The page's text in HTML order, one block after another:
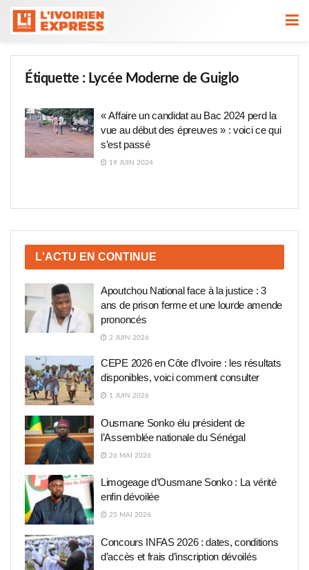
Étiquette : Lycée Moderne de Guiglo
« Affaire un candidat au Bac 2024 perd la
vue au début des épreuves » : voici ce qui
s’est passé
19 JUIN 2024
L'ACTU EN CONTINUE
Apoutchou National face à la justice : 3
ans de prison ferme et une lourde amende
prononcés
2 JUIN 2026
CEPE 2026 en Côte d’Ivoire : les résultats
disponibles, voici comment consulter
1 JUIN 2026
Ousmane Sonko élu président de
l’Assemblée nationale du Sénégal
26 MAI 2026
Limogeage d’Ousmane Sonko : La vérité
enfin dévoilée
25 MAI 2026
Concours INFAS 2026 : dates, conditions
d’accès et frais d’inscription dévoilés